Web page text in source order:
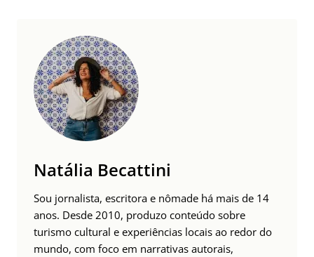
Natália Becattini
Sou jornalista, escritora e nômade há mais de 14
anos. Desde 2010, produzo conteúdo sobre
turismo cultural e experiências locais ao redor do
mundo, com foco em narrativas autorais,